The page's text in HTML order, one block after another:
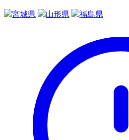
宮城県 山形県 福島県